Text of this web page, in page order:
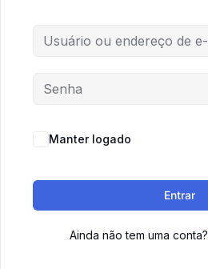
Manter logado
Entrar
Ainda não tem uma conta?